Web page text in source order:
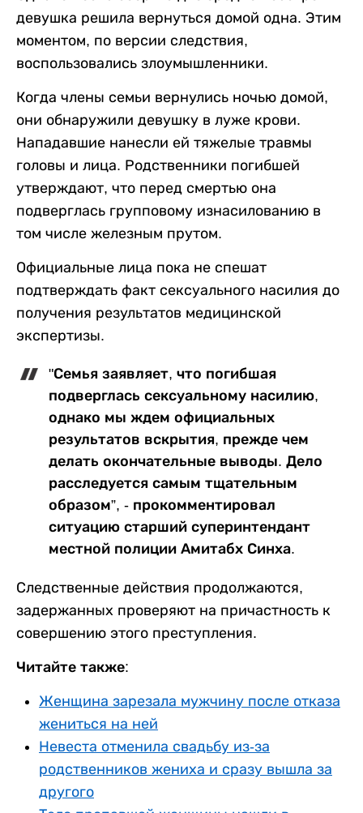
девушка решила вернуться домой одна. Этим
моментом, по версии следствия,
воспользовались злоумышленники.
Когда члены семьи вернулись ночью домой,
они обнаружили девушку в луже крови.
Нападавшие нанесли ей тяжелые травмы
головы и лица. Родственники погибшей
утверждают, что перед смертью она
подверглась групповому изнасилованию в
том числе железным прутом.
Официальные лица пока не спешат
подтверждать факт сексуального насилия до
получения результатов медицинской
экспертизы.
"Семья заявляет, что погибшая
подверглась сексуальному насилию,
однако мы ждем официальных
результатов вскрытия, прежде чем
делать окончательные выводы. Дело
расследуется самым тщательным
образом”, - прокомментировал
ситуацию старший суперинтендант
местной полиции Амитабх Синха.
Следственные действия продолжаются,
задержанных проверяют на причастность к
совершению этого преступления.
Читайте также:
Женщина зарезала мужчину после отказа
жениться на ней
Невеста отменила свадьбу из-за
родственников жениха и сразу вышла за
другого